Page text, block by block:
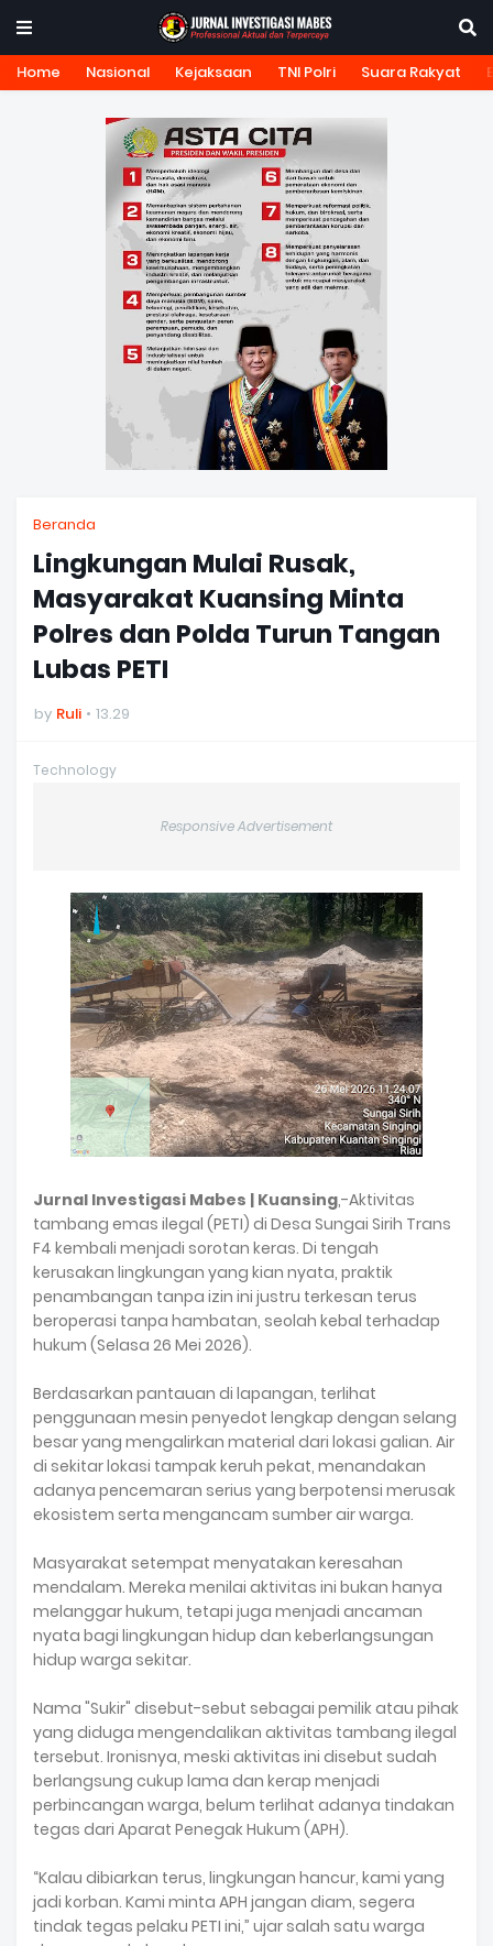
Home Nasional Kejaksaan TNI Polri Suara Rakyat
Beranda
Lingkungan Mulai Rusak,
Masyarakat Kuansing Minta
Polres dan Polda Turun Tangan
Lubas PETI
by Ruli 13.29
Technology
Responsive Advertisement
Jurnal Investigasi Mabes | Kuansing,-Aktivitas
tambang emas ilegal (PETI) di Desa Sungai Sirih Trans
F4 kembali menjadi sorotan keras. Di tengah
kerusakan lingkungan yang kian nyata, praktik
penambangan tanpa izin ini justru terkesan terus
beroperasi tanpa hambatan, seolah kebal terhadap
hukum (Selasa 26 Mei 2026).
Berdasarkan pantauan di lapangan, terlihat
penggunaan mesin penyedot lengkap dengan selang
besar yang mengalirkan material dari lokasi galian. Air
di sekitar lokasi tampak keruh pekat, menandakan
adanya pencemaran serius yang berpotensi merusak
ekosistem serta mengancam sumber air warga.
Masyarakat setempat menyatakan keresahan
mendalam. Mereka menilai aktivitas ini bukan hanya
melanggar hukum, tetapi juga menjadi ancaman
nyata bagi lingkungan hidup dan keberlangsungan
hidup warga sekitar.
Nama "Sukir" disebut-sebut sebagai pemilik atau pihak
yang diduga mengendalikan aktivitas tambang ilegal
tersebut. Ironisnya, meski aktivitas ini disebut sudah
berlangsung cukup lama dan kerap menjadi
perbincangan warga, belum terlihat adanya tindakan
tegas dari Aparat Penegak Hukum (APH).
“Kalau dibiarkan terus, lingkungan hancur, kami yang
jadi korban. Kami minta APH jangan diam, segera
tindak tegas pelaku PETI ini,” ujar salah satu warga